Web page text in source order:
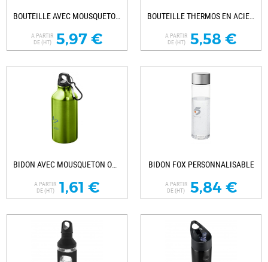
BOUTEILLE AVEC MOUSQUETON BOPP MINI...
A PARTIR
DE (HT) 5,97 €
BOUTEILLE THERMOS EN ACIER INOXYDABLE POUR...
A PARTIR
DE (HT) 5,58 €
BIDON AVEC MOUSQUETON OREGON PUBLICITAIRE
A PARTIR
DE (HT) 1,61 €
BIDON FOX PERSONNALISABLE
A PARTIR
DE (HT) 5,84 €